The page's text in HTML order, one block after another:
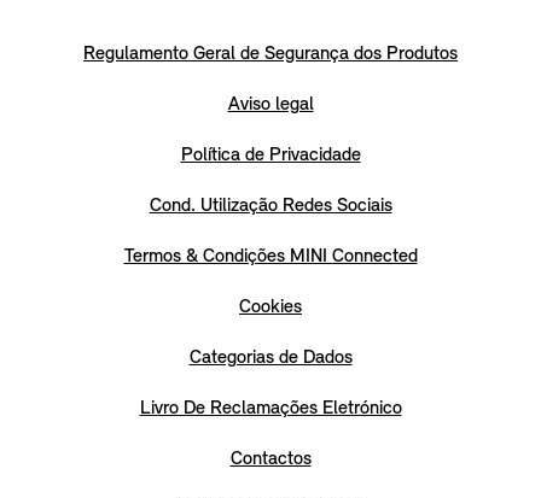
Regulamento Geral de Segurança dos Produtos
Aviso legal
Política de Privacidade
Cond. Utilização Redes Sociais
Termos & Condições MINI Connected
Cookies
Categorias de Dados
Livro De Reclamações Eletrónico
Contactos